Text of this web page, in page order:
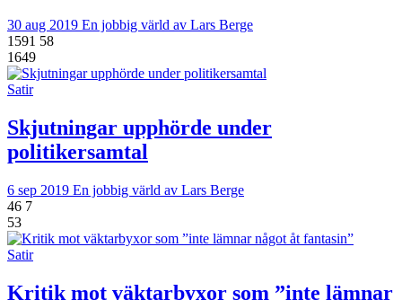
30 aug 2019 En jobbig värld av Lars Berge
1591 58
1649
Satir
Skjutningar upphörde under
politikersamtal
6 sep 2019 En jobbig värld av Lars Berge
46 7
53
Satir
Kritik mot väktarbyxor som ”inte lämnar